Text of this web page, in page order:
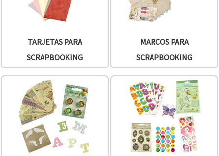
TARJETAS PARA
SCRAPBOOKING
MARCOS PARA
SCRAPBOOKING